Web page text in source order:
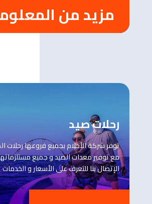
مزيد من
رحلات صيد
توفر شركة الأحلام بجميع فروعها رحلات
مع توفير معدات الصيد و جميع
الإتصال بنا للتعرف على الأسعار و الخدمات